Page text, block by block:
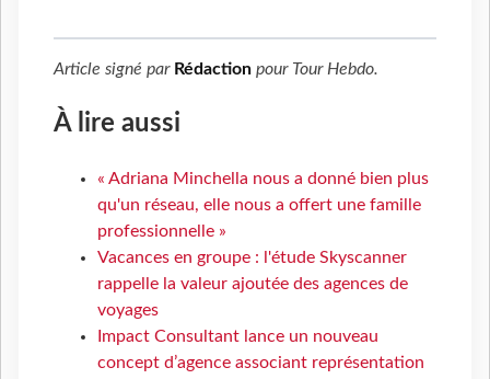
Article signé par Rédaction pour Tour Hebdo.
À lire aussi
« Adriana Minchella nous a donné bien plus
qu'un réseau, elle nous a offert une famille
professionnelle »
Vacances en groupe : l'étude Skyscanner
rappelle la valeur ajoutée des agences de
voyages
Impact Consultant lance un nouveau
concept d’agence associant représentation